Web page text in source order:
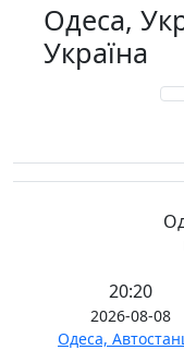
Одеса,
Україна
20:20
2026-08-08
Одеса,